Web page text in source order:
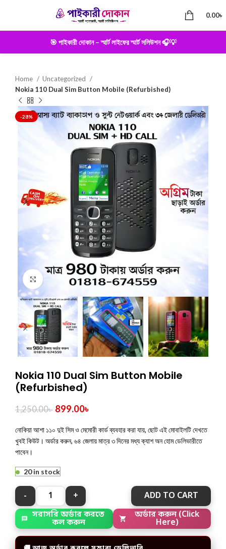
0.00৳
🎯 পাইকারী দোকান – স্মার্ট লাইফের স্মার্ট সলিউশন 🎧💡
Home
Uncategorized
Nokia 110 Dual Sim Button Mobile (Refurbished)
-28%
Click to enlarge
Nokia 110 Dual Sim Button Mobile
(Refurbished)
1,250.00৳ 899.00৳
নোকিয়া আশা ১১০ দুই সিম ও মেমোরী কার্ড ব্যবহার করা যায়, ছোট এই মোবাইলটি দেখতে
খুবই কিউট। অর্ডার করুন, ৬৪ জেলায় মাত্র ৩ দিনের মধ্য ক্যাশ অন হোম ডেলিভারীতে
পাবেন।
20 in stock
ADD TO CART
সরাসরি অর্ডার করতে
কল করুন
অর্ডার করুন (Click
Here)